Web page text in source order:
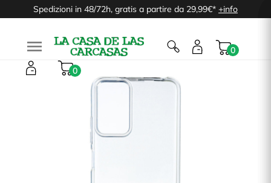
Spedizioni in 48/72h, gratis a partire da 29,99€* +info

0
0